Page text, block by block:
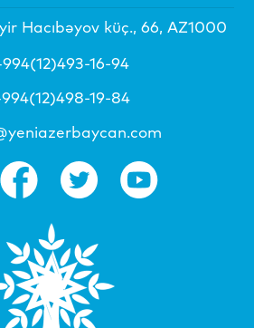
Hacıbəyov küç., 66, AZ1000
16-94
19-84